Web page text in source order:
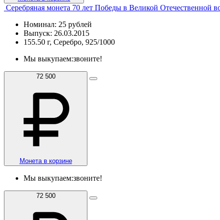
Серебряная монета 70 лет Победы в Великой Отечественной
Номинал: 25 рублей
Выпуск: 26.03.2015
155.50 г, Серебро, 925/1000
Мы выкупаем:звоните!
72 500
Монета в корзине
Мы выкупаем:звоните!
72 500